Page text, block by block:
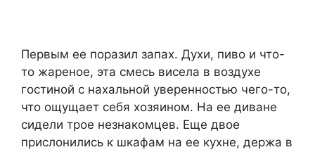
Первым ее поразил запах. Духи, пиво и что-
то жареное, эта смесь висела в воздухе
гостиной с нахальной уверенностью чего-то,
что ощущает себя хозяином. На ее диване
сидели трое незнакомцев. Еще двое
прислонились к шкафам на ее кухне, держа в